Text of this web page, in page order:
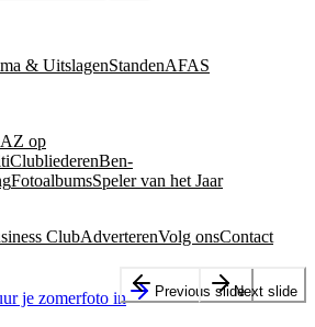
& UitslagenStandenAFAS
AZ op
ClubliederenBen-
FotoalbumsSpeler van het Jaar
ClubAdverterenVolg onsContact
je zomerfoto in Previous slideNext slide